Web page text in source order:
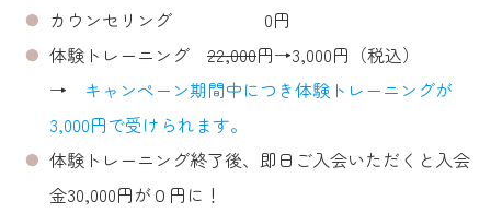
カウンセリング 0円
体験トレーニング 22,000円→3,000円（税込）
→ キャンペーン期間中につき体験トレーニングが
3,000円で受けられます。
体験トレーニング終了後、即日ご入会いただくと入会
金30,000円が０円に！